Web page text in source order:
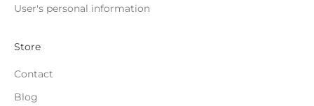
User's personal information
Store
Contact
Blog